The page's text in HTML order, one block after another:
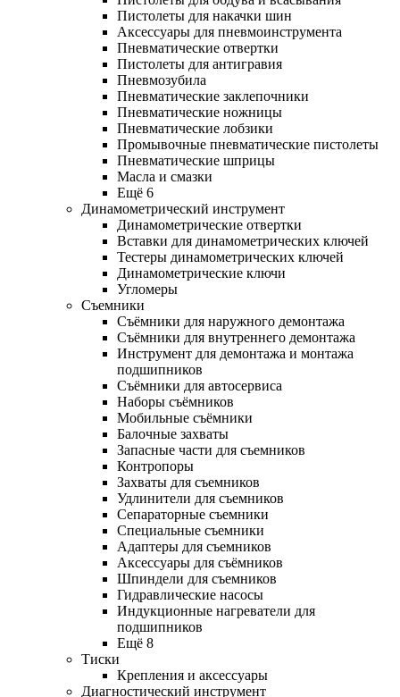
Пистолеты для накачки шин
Аксессуары для пневмоинструмента
Пневматические отвертки
Пистолеты для антигравия
Пневмозубила
Пневматические заклепочники
Пневматические ножницы
Пневматические лобзики
Промывочные пневматические пистолеты
Пневматические шприцы
Масла и смазки
Ещё 6
Динамометрический инструмент
Динамометрические отвертки
Вставки для динамометрических ключей
Тестеры динамометрических ключей
Динамометрические ключи
Угломеры
Съемники
Съёмники для наружного демонтажа
Съёмники для внутреннего демонтажа
Инструмент для демонтажа и монтажа
подшипников
Съёмники для автосервиса
Наборы съёмников
Мобильные съёмники
Балочные захваты
Запасные части для съемников
Контропоры
Захваты для съемников
Удлинители для съемников
Сепараторные съемники
Специальные съемники
Адаптеры для съемников
Аксессуары для съёмников
Шпиндели для съемников
Гидравлические насосы
Индукционные нагреватели для
подшипников
Ещё 8
Тиски
Крепления и аксессуары
Диагностический инструмент